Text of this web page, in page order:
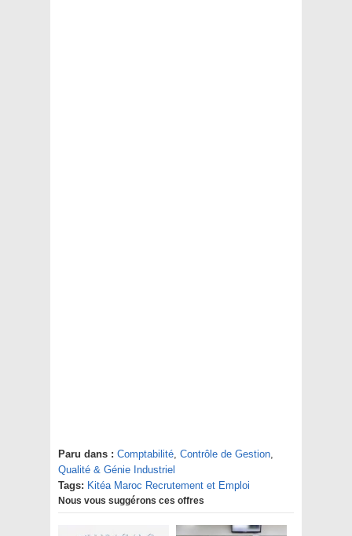
Paru dans : Comptabilité, Contrôle de Gestion,
Qualité & Génie Industriel
Tags: Kitéa Maroc Recrutement et Emploi
Nous vous suggérons ces offres